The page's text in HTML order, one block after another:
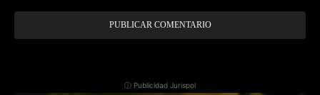
ⓘ Publicidad Jurispol